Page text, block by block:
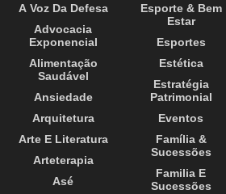
A Voz Da Defesa
Advocacia
Exponencial
Alimentação
Saudável
Ansiedade
Arquitetura
Arte E Literatura
Arteterapia
Asé
Esporte & Bem
Estar
Esportes
Estética
Estratégia
Patrimonial
Eventos
Família &
Sucessões
Familia E
Sucessões